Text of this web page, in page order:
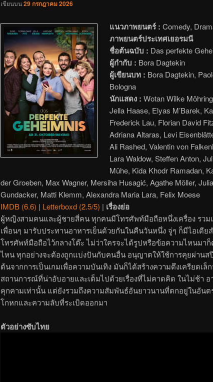
เขียนบน29 กรกฎาคม 2026
แนวภาพยนตร์ : Comedy,
ภาพยนตร์ประเทศเยอรมนี
ชื่อต้นฉบับ : Das perfekte
ผู้กำกับ : Bora Dagtekin
ผู้เขียนบท : Bora Dagtekin,
Bologna
นักแสดง : Wotan Wilke
Jella Haase, Elyas M’Barek,
Frederick Lau, Florian David
Adriana Altaras, Levi
Ali Rashed, Valentin von
Lara Waldow, Steffen Anton,
Mühe, Kida Khodr Ramadan,
der Groeben, Max Wagner, Mersiha Husagić, Agathe Möller,
Gundacker, Matti Klemm, Alexandra Maria Lara, Felix Moese
IMDB (6.6) | Letterboxd (2.5/5) | เรื่องย่อ
ผู้หญิงสามคนและผู้ชายสี่คน ทุกคนมีโทรศัพท์มือถือหนึ่งเครื่อง รวม
เพื่อนๆ มารับประทานอาหารเย็นด้วยกันในคืนวันหนึ่ง จู่ๆ ก็มีไอเดีย
โทรศัพท์มือถือไว้กลางโต๊ะ ไม่ว่าใครจะได้รูปหรือข้อความไหนมา
ไหน ทุกอย่างจะต้องถูกแบ่งปันกับคนอื่น อนุญาตให้ใช้การคุยผ่านส
ต้นจากการเป็นเกมเพื่อความบันเทิง มันก็ได้สร้างความตึงเครียดเ
สถานการณ์ที่น่าอับอายและเต็มไปด้วยเรื่องที่ไม่คาดคิด ในไม่ช้า
คุกคามเท่านั้น แต่ยังรวมถึงความสัมพันธ์อันยาวนานที่ตกอยู่ในอัน
โกหกและความลับที่ระเบิดออกมา
ตัวอย่างซับไทย